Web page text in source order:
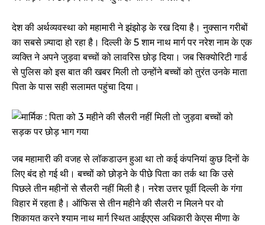
देश की अर्थव्यवस्था को महामारी ने झंझोड़ के रख दिया है। नुक्सान गरीबों
का सबसे ज़्यादा हो रहा है। दिल्ली के 5 शाम नाथ मार्ग पर नरेश नाम के एक
व्यक्ति ने अपने जुड़वा बच्चों को लावरिस छोड़ दिया। जब सिक्योरिटी गार्ड
से पुलिस को इस बात की खबर मिली तो उन्होंने बच्चों को तुरंत उनके माता
पिता के पास सही सलामत पहुंचा दिया।
जब महामारी की वजह से लॉकडाउन हुआ था तो कई कंपनियां कुछ दिनों के
लिए बंद हो गई थी। बच्चों को छोड़ने के पीछे पिता का तर्क था कि उसे
पिछले तीन महीनों से सैलरी नहीं मिली है। नरेश उत्तर पूर्वी दिल्ली के गंगा
विहार में रहता है। ऑफिस से तीन महीने की सैलरी न मिलने पर वो
शिकायत करने श्याम नाथ मार्ग स्थित आईएएस अधिकारी केएस मीणा के